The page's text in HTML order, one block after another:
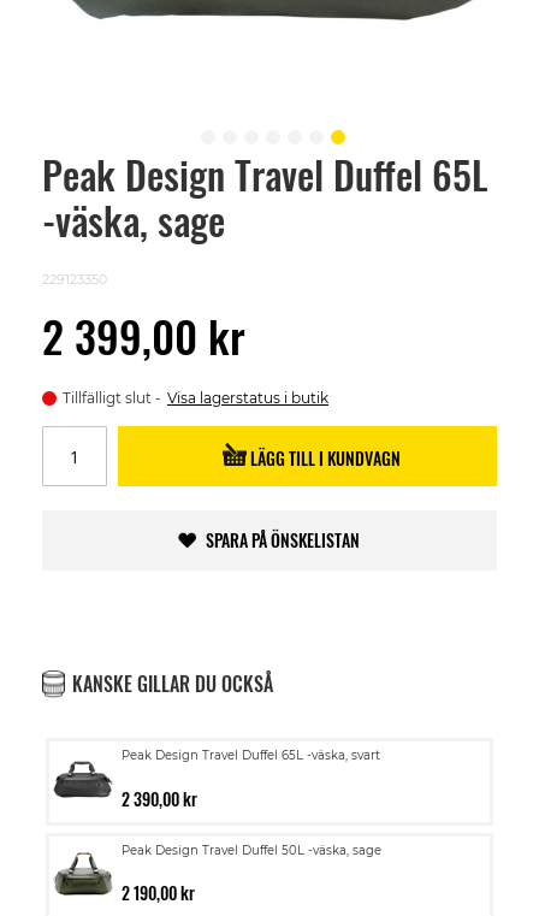
Peak Design Travel Duffel 65L
-väska, sage
229123350
2 399,00 kr
Tillfälligt slut Visa lagerstatus i butik
LÄGG TILL I KUNDVAGN
SPARA PÅ ÖNSKELISTAN
KANSKE GILLAR DU OCKSÅ
Peak Design Travel Duffel 65L -väska, svart
2 390,00 kr
Peak Design Travel Duffel 50L -väska, sage
2 190,00 kr
Skip
beginning
images